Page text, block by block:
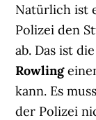
Natürlich ist
Polizei den
ab. Das ist
Rowling
kann. Es
der Polizei